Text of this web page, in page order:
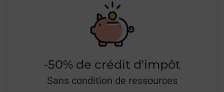
-50% de crédit d'impôt
Sans condition de ressources